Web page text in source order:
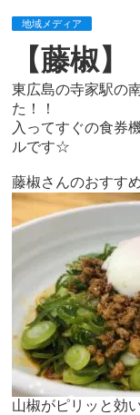
地域メディア
【藤椒】
東広島の寺家駅の
た！！
入ってすぐの食券
ルです☆
藤椒さんのおすす
山椒がピリッと効